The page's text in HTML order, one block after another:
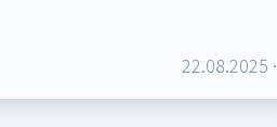
22.08.2025 ·